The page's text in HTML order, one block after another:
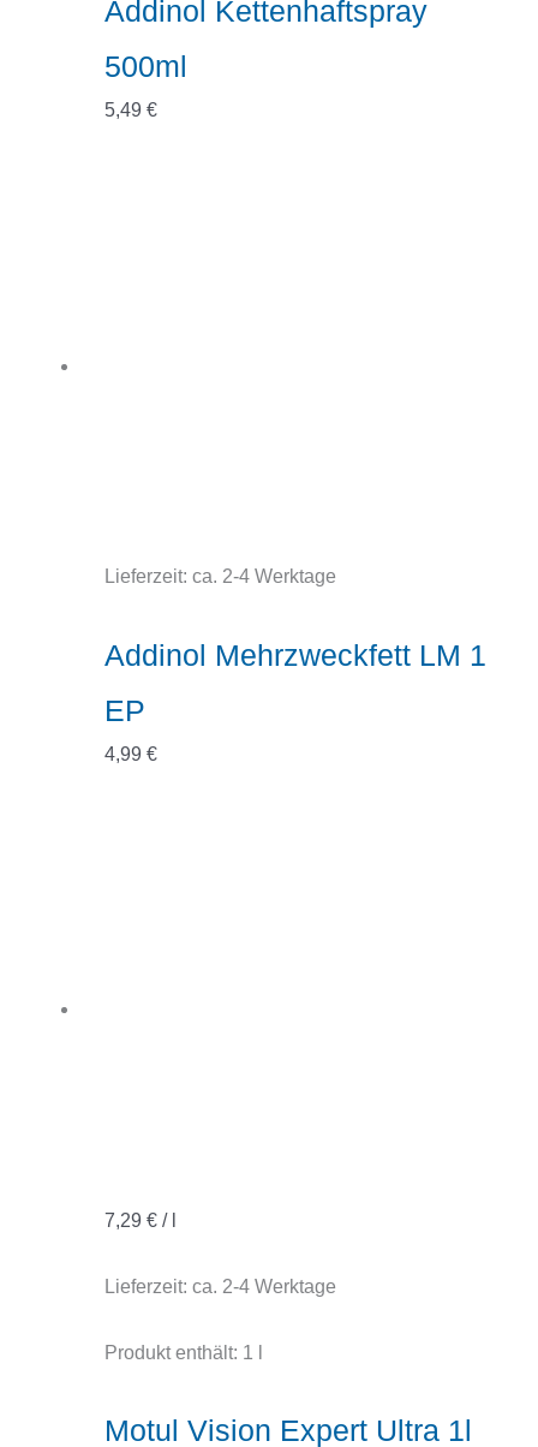
Addinol Kettenhaftspray
500ml
5,49 €
Lieferzeit: ca. 2-4 Werktage
Addinol Mehrzweckfett LM 1
EP
4,99 €
7,29 €/
Lieferzeit: ca. 2-4 Werktage
Produkt enthält: 1
Motul Vision Expert Ultra 1l